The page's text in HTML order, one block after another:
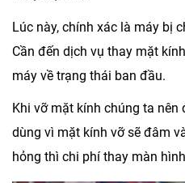
Lúc này, chính xác là máy bị
Cần đến dịch vụ thay mặt
máy về trạng thái ban đầu.
Khi vỡ mặt kính chúng ta nên
dùng vì mặt kính vỡ sẽ đâm
hỏng thì chi phí thay màn